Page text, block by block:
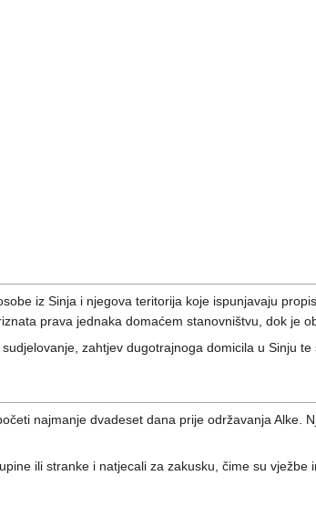
iz Sinja i njegova teritorija koje ispunjavaju
prava jednaka domaćem stanovništvu, dok je
zahtjev dugotrajnoga domicila u Sinju
najmanje dvadeset dana prije održavanja Alke.
ili stranke i natjecali za zakusku, čime su